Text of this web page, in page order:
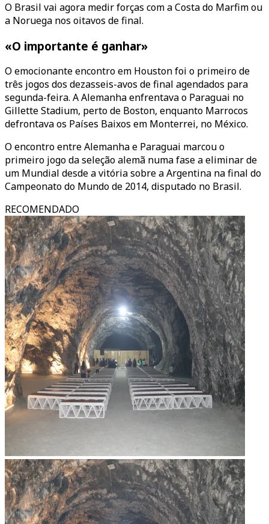
O Brasil vai agora medir forças com a Costa do Marfim ou
a Noruega nos oitavos de final.
«O importante é ganhar»
O emocionante encontro em Houston foi o primeiro de
três jogos dos dezasseis-avos de final agendados para
segunda-feira. A Alemanha enfrentava o Paraguai no
Gillette Stadium, perto de Boston, enquanto Marrocos
defrontava os Países Baixos em Monterrei, no México.
O encontro entre Alemanha e Paraguai marcou o
primeiro jogo da seleção alemã numa fase a eliminar de
um Mundial desde a vitória sobre a Argentina na final do
Campeonato do Mundo de 2014, disputado no Brasil.
RECOMENDADO